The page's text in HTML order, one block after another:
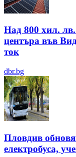
Над 800 хил.
центъра във
ток
dbr.bg
Пловдив
електробуса,